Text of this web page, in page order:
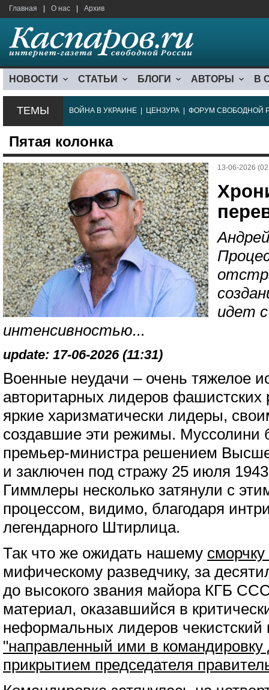
Главная О нас Архив
НОВОСТИ СТАТЬИ БЛОГИ АВТОРЫ В
ТЕМЫ ВОЙНА В УКРАИНЕ ЦЕНЗУРА ФОРУМ СВОБОДНОЙ
Пятая колонка
13-06-2026
идет
интенсивностью...
update: 17-06-2026 (11:31)
Военные неудачи – очень тяжелое
авторитарных лидеров
яркие харизматически лидеры,
создавшие эти режимы. Муссолини
премьер-министра решением
и заключен под стражу 25 июля 1943
Гиммлеры несколько затянули с
процессом, видимо, благодаря
легендарного Штирлица.
Так что же ожидать нашему
мифическому разведчику, за
до высокого звания майора КГБ
материал, оказавшийся в
неформальных лидеров чекистский
"направленный ими в командировку
прикрытием председателя